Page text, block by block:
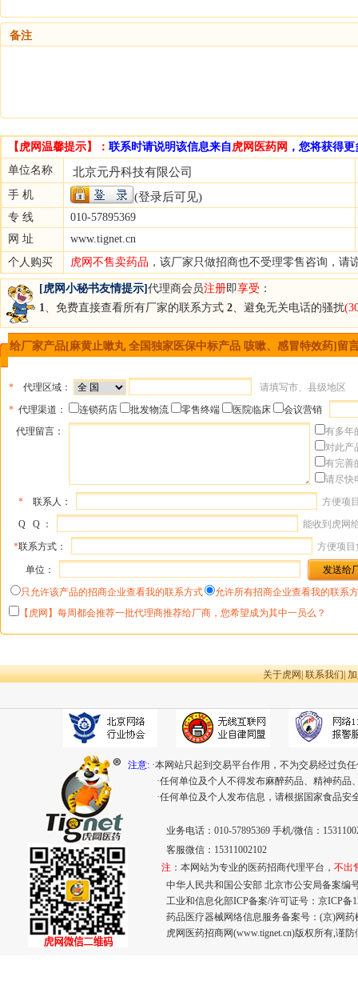
备注
【虎网温馨提示】： 联系时请说明该信息来自虎网医药网 ，您将获得
单位名称
北京元丹科技有限公司
手 机 (登录后可见)
专 线
010-57895369
网 址
www.tignet.cn
个人购买
虎网不售卖药品 ，该厂家只做招商也不受理零售咨询，请
[虎网小秘书友情提示] 代理商会员注册即享受 ：
1、免费直接查看所有厂家的联系方式 2、避免无关电话的骚扰
给厂家产品[麻黄止嗽丸 全国独家医保中标产品 咳嗽、感冒特效药]留
* 代理区域：
请填写市、县级地区
* 代理渠道： 连锁药店 批发物流 零售终端 医院临床
会议营销
代理留言：
有多年
对此产
有完善
请尽快
* 联系人：
方便项
Q Q ：
能收到虎网
*联系方式： 方便项目
单位：
只允许该产品的招商企业查看我的联系方式
允许所有招商企业查看我的联系
【虎网】每周都会推荐一批代理商推荐给厂商，您希望成为其中一员么？
关于虎网|联系我们|
注意: ·本网站只起到交易平台作用，不为交易经过负
·任何单位及个人不得发布麻醉药品、精神药
·任何单位及个人发布信息，请根据国家食品
业务电话：010-57895369 手机/微信：
客服微信：15311002102
注 ：本网站为专业的医药招商代理平台， 不出
中华人民共和国公安部 北京市公安局备案编
工业和信息化部ICP备案/许可证号： 京ICP备
药品医疗器械网络信息服务备案号：(京)网药
虎网医药招商网(www.tignet.cn)版权所有,谨防